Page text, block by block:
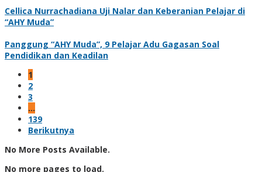
Cellica Nurrachadiana Uji Nalar dan Keberanian Pelajar di
“AHY Muda”
Panggung “AHY Muda”, 9 Pelajar Adu Gagasan Soal
Pendidikan dan Keadilan
1
2
3
…
139
Berikutnya
No More Posts Available.
No more pages to load.